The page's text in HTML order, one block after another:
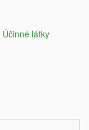
Účinné látky